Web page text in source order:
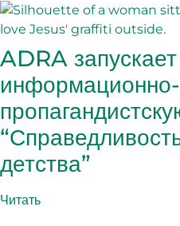
ADRA
информационно-
детства”
Читать